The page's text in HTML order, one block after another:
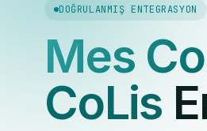
DOĞRULANMIŞ ENTEGRASYON
Mes
CoLis